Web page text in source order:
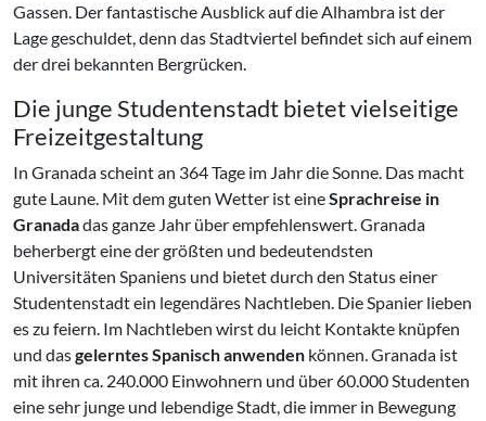
Gassen. Der fantastische Ausblick auf die Alhambra ist der
Lage geschuldet, denn das Stadtviertel befindet sich auf einem
der drei bekannten Bergrücken.
Die junge Studentenstadt bietet vielseitige
Freizeitgestaltung
In Granada scheint an 364 Tage im Jahr die Sonne. Das macht
gute Laune. Mit dem guten Wetter ist eineSprachreise in
Granadadas ganze Jahr über empfehlenswert. Granada
beherbergt eine der größten und bedeutendsten
Universitäten Spaniens und bietet durch den Status einer
Studentenstadt ein legendäres Nachtleben. Die Spanier lieben
es zu feiern. Im Nachtleben wirst du leicht Kontakte knüpfen
und dasgelerntes Spanisch anwenden können. Granada ist
mit ihren ca. 240.000 Einwohnern und über 60.000 Studenten
eine sehr junge und lebendige Stadt, die immer in Bewegung